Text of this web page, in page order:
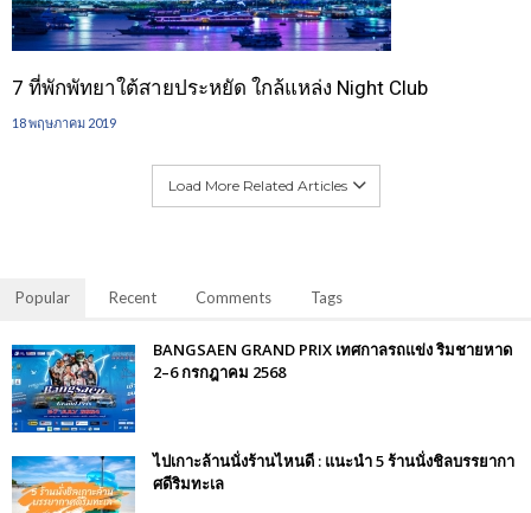
7 ที่พักพัทยาใต้สายประหยัด ใกล้แหล่ง Night Club
18 พฤษภาคม 2019
Load More Related Articles
Popular Recent Comments Tags
BANGSAEN GRAND PRIX เทศกาลรถแข่ง ริมชายหาด
2–6 กรกฎาคม 2568
ไปเกาะล้านนั่งร้านไหนดี : แนะนำ 5 ร้านนั่งชิลบรรยากา
ศดีริมทะเล